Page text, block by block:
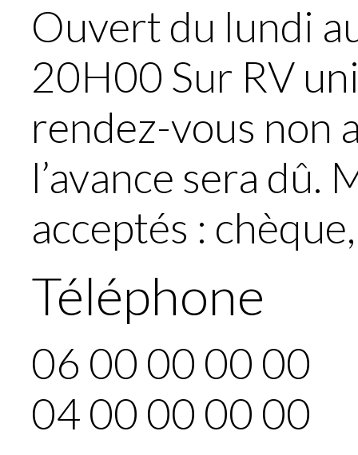
Ouvert du lundi
20H00 Sur RV
rendez-vous non
l’avance sera dû.
acceptés :
Téléphone
06 00 00 00 00
04 00 00 00 00